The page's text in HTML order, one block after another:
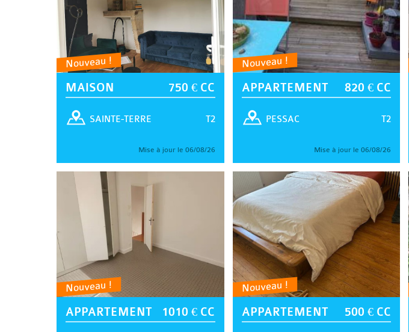
Nouveau !
MAISON 750 € CC
T2
SAINTE-TERRE
Mise à jour le 06/08/26
Nouveau !
APPARTEMENT 820 € CC
T2
PESSAC
Mise à jour le 06/08/26
Nouveau !
APPARTEMENT 1010 € CC
Nouveau !
APPARTEMENT 500 € CC